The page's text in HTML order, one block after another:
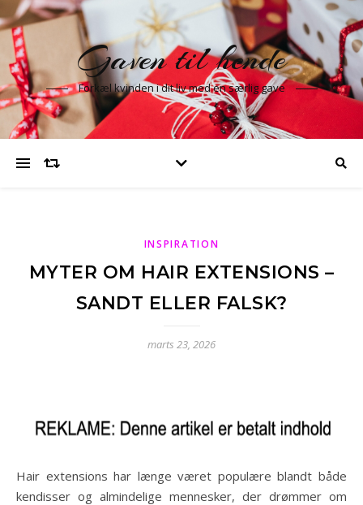
Gaven til hende
Forkæl kvinden i dit liv med en særlig gave
INSPIRATION
MYTER OM HAIR EXTENSIONS –
SANDT ELLER FALSK?
marts 23, 2026
Hair extensions har længe været populære blandt både
kendisser og almindelige mennesker, der drømmer om